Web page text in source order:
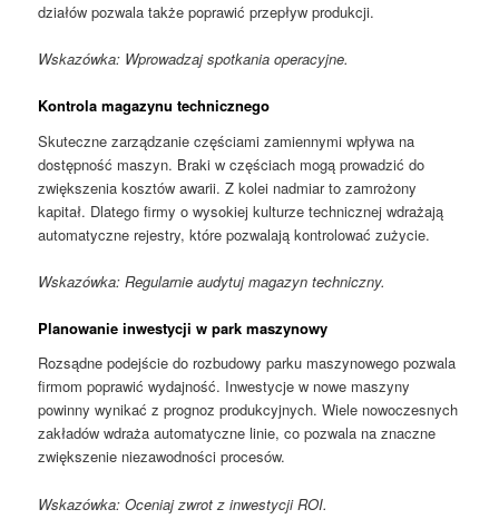
działów pozwala także poprawić przepływ produkcji.
Wskazówka: Wprowadzaj spotkania operacyjne.
Kontrola magazynu technicznego
Skuteczne zarządzanie częściami zamiennymi wpływa na
dostępność maszyn. Braki w częściach mogą prowadzić do
zwiększenia kosztów awarii. Z kolei nadmiar to zamrożony
kapitał. Dlatego firmy o wysokiej kulturze technicznej wdrażają
automatyczne rejestry, które pozwalają kontrolować zużycie.
Wskazówka: Regularnie audytuj magazyn techniczny.
Planowanie inwestycji w park maszynowy
Rozsądne podejście do rozbudowy parku maszynowego pozwala
firmom poprawić wydajność. Inwestycje w nowe maszyny
powinny wynikać z prognoz produkcyjnych. Wiele nowoczesnych
zakładów wdraża automatyczne linie, co pozwala na znaczne
zwiększenie niezawodności procesów.
Wskazówka: Oceniaj zwrot z inwestycji ROI.